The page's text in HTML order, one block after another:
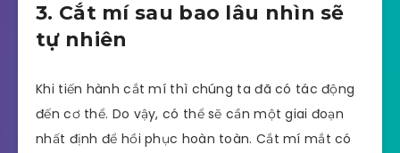
3. Cắt mí sau bao lâu nhìn sẽ
tự nhiên
Khi tiến hành cắt mí thì chúng ta đã có tác động
đến cơ thể. Do vậy, có thể sẽ cần một giai đoạn
nhất định để hồi phục hoàn toàn. Cắt mí mắt có